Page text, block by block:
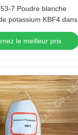
7 Poudre blanche
potassium KBF4 dans
électrochimiques
le meilleur prix